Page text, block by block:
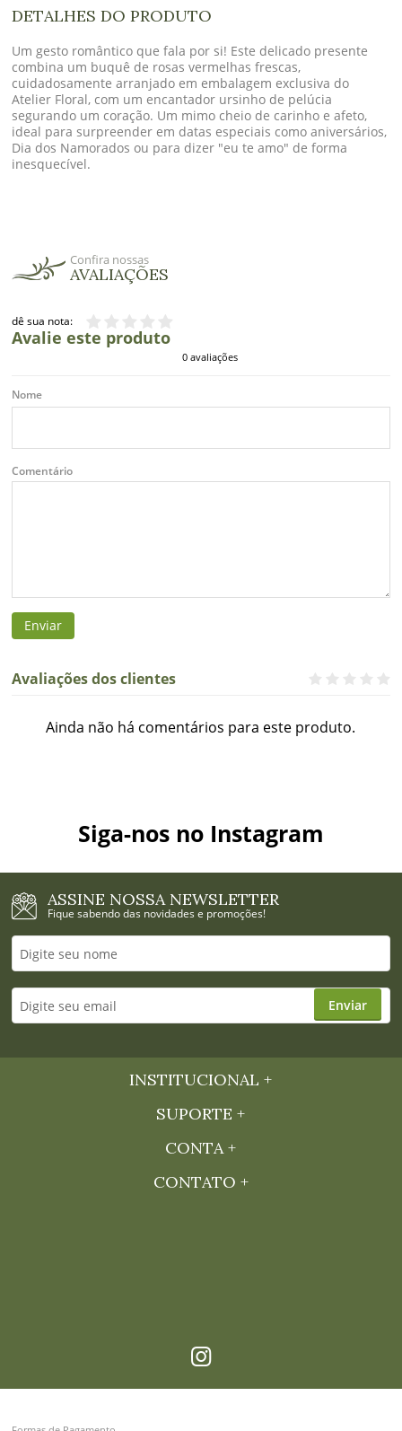
DETALHES DO PRODUTO
Um gesto romântico que fala por si! Este delicado presente
combina um buquê de rosas vermelhas frescas,
cuidadosamente arranjado em embalagem exclusiva do
Atelier Floral, com um encantador ursinho de pelúcia
segurando um coração. Um mimo cheio de carinho e afeto,
ideal para surpreender em datas especiais como aniversários,
Dia dos Namorados ou para dizer "eu te amo" de forma
inesquecível.
Confira nossas
AVALIAÇÕES
Avalie este produto
0 avaliações
dê sua nota:
Nome
Comentário
Enviar
Avaliações dos clientes
Ainda não há comentários para este produto.
Siga-nos no Instagram
ASSINE NOSSA NEWSLETTER
Fique sabendo das novidades e promoções!
Enviar
INSTITUCIONAL
SUPORTE
CONTA
CONTATO